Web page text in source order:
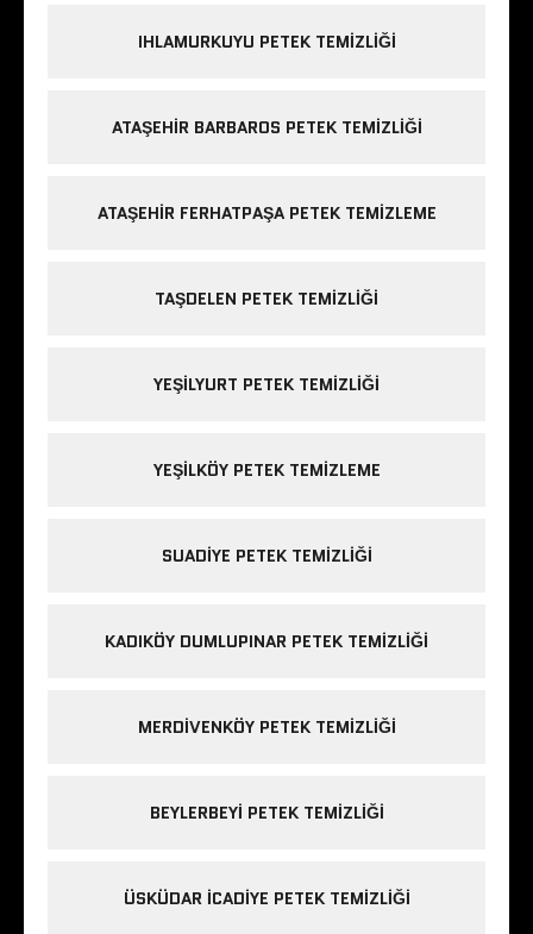
IHLAMURKUYU PETEK TEMIZLIĞI
ATAŞEHIR BARBAROS PETEK TEMIZLIĞI
ATAŞEHIR FERHATPAŞA PETEK TEMIZLEME
TAŞDELEN PETEK TEMIZLIĞI
YEŞILYURT PETEK TEMIZLIĞI
YEŞILKÖY PETEK TEMIZLEME
SUADIYE PETEK TEMIZLIĞI
KADIKÖY DUMLUPINAR PETEK TEMIZLIĞI
MERDIVENKÖY PETEK TEMIZLIĞI
BEYLERBEYI PETEK TEMIZLIĞI
ÜSKÜDAR ICADIYE PETEK TEMIZLIĞI